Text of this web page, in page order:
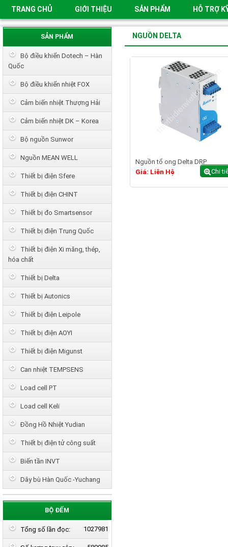
TRANG CHỦ GIỚI THIỆU SẢN PHẨM HỖ TRỢ
NGUỒN DELTA
Nguồn tổ ong Delta DRP
Giá: Liên Hệ
Chi
SẢN PHẨM
Bộ điều khiển Dotech – Hàn
Quốc
Bộ điều khiển nhiệt FOX
Cảm biến nhiệt Thượng Hải
Cảm biến nhiệt DK – Korea
Bộ nguồn Sunwor
Nguồn MEAN WELL
Thiết bị điện Sfere
Thiết bị điện CHINT
Thiết bị đo Smartsensor
Thiết bị điện Trung Quốc
Thiết bị điện Xi măng, thép,
hóa chất
Thiết bị Delta
Thiết bị Autonics
Thiết bị điện Leipole
Thiết bị điện AOYI
Thiết bị điện Migunst
Can nhiệt TEMPSENS
Load cell PT
Load cell Keli
Đồng Hồ Nhiệt Yudian
Thiết bị điện tử công suất
Biến tần INVT
Dây bù Hàn Quốc -Yuchang
BỘ ĐẾM
1027981
Tổng số lần đọc: